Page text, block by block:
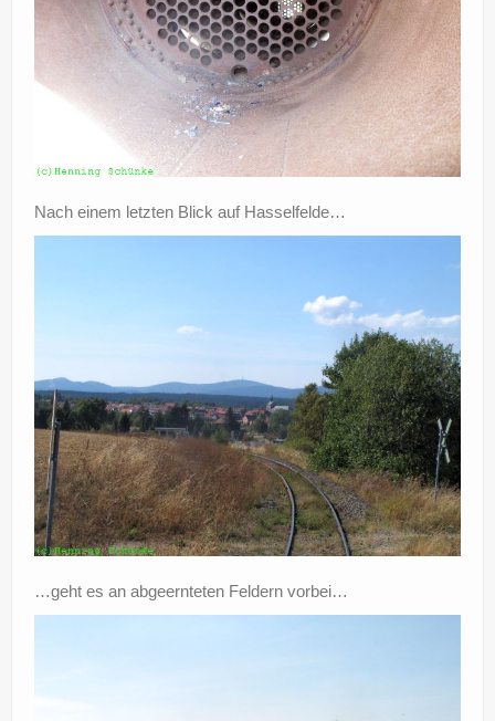
Nach einem letzten Blick auf Hasselfelde…
…geht es an abgeernteten Feldern vorbei…